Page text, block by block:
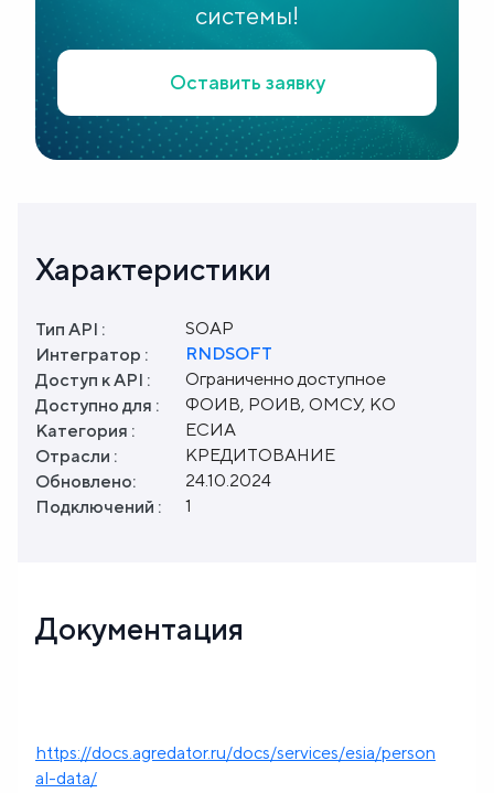
системы!
Оставить заявку
Характеристики
Тип API :
SOAP
Интегратор :
RNDSOFT
Доступ к API :
Ограниченно доступное
Доступно для :
ФОИВ, РОИВ, ОМСУ, КО
Категория :
ЕСИА
Отрасли :
КРЕДИТОВАНИЕ
Обновлено:
24.10.2024
Подключений :
1
Документация
https://docs.agredator.ru/docs/services/esia/person
al-data/